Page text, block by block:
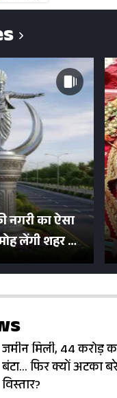
नगरी का ऐसा
लेंगी शहर की
जमीन मिली, 44 करोड़
बंटा… फिर क्यों अटका
विस्तार?